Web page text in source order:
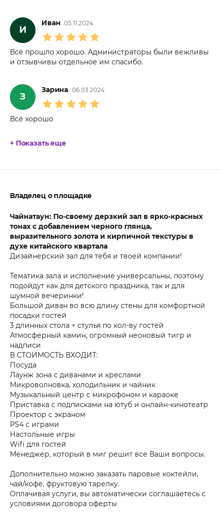
И
Иван 05.11.2024
Всё прошло хорошо. Администраторы были вежливы
и отзывчивы отдельное им спасибо.
З
Зарина 06.03.2024
Всё хорошо
+ Показать еще
Владелец о площадке
Чайнатаун: По-своему дерзкий зал в ярко-красных
тонах с добавлением черного глянца,
выразительного золота и кирпичной текстуры в
духе китайского квартала
Дизайнерский зал для тебя и твоей компании!
Тематика зала и исполнение универсальны, поэтому
подойдут как для детского праздника, так и для
шумной вечеринки!
Большой диван во всю длину стены для комфортной
посадки гостей
3 длинных стола + стулья по кол-ву гостей
Атмосферный камин, огромный неоновый тигр и
надписи
В СТОИМОСТЬ ВХОДИТ:
Посуда
Лаунж зона с диванами и креслами
Микроволновка, холодильник и чайник
Музыкальный центр с микрофоном и караоке
Приставка с подписками на ютуб и онлайн-кинотеатр
Проектор с экраном
PS4 с играми
Настольные игры
Wifi для гостей
Менеджер, который в миг решит все Ваши вопросы.
Дополнительно можно заказать паровые коктейли,
чай/кофе, фруктовую тарелку.
Оплачивая услуги, вы автоматически соглашаетесь с
условиями договора оферты